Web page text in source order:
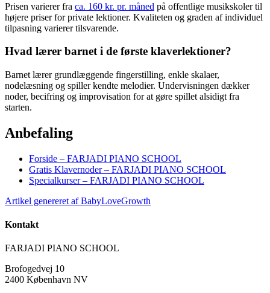
Prisen varierer fra ca. 160 kr. pr. måned på offentlige musikskoler til
højere priser for private lektioner. Kvaliteten og graden af individuel
tilpasning varierer tilsvarende.
Hvad lærer barnet i de første klaverlektioner?
Barnet lærer grundlæggende fingerstilling, enkle skalaer,
nodelæsning og spiller kendte melodier. Undervisningen dækker
noder, becifring og improvisation for at gøre spillet alsidigt fra
starten.
Anbefaling
Forside – FARJADI PIANO SCHOOL
Gratis Klavernoder – FARJADI PIANO SCHOOL
Specialkurser – FARJADI PIANO SCHOOL
Artikel genereret af BabyLoveGrowth
Kontakt
FARJADI PIANO SCHOOL
Brofogedvej 10
2400 København NV